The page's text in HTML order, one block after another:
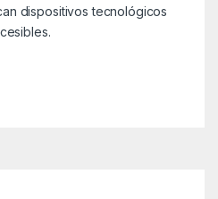
dispositivos tecnológicos